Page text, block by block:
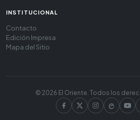
INSTITUCIONAL
Contacto
Edición Impresa
Mapa del Sitio
© 2026 El Oriente. Todos los